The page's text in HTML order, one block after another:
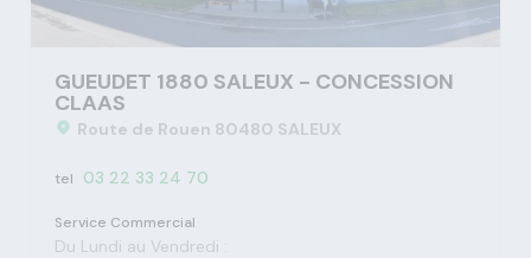
GUEUDET 1880 SALEUX - CONCESSION
CLAAS
Route de Rouen 80480 SALEUX
tel 03 22 33 24 70
Service Commercial
Du Lundi au Vendredi :